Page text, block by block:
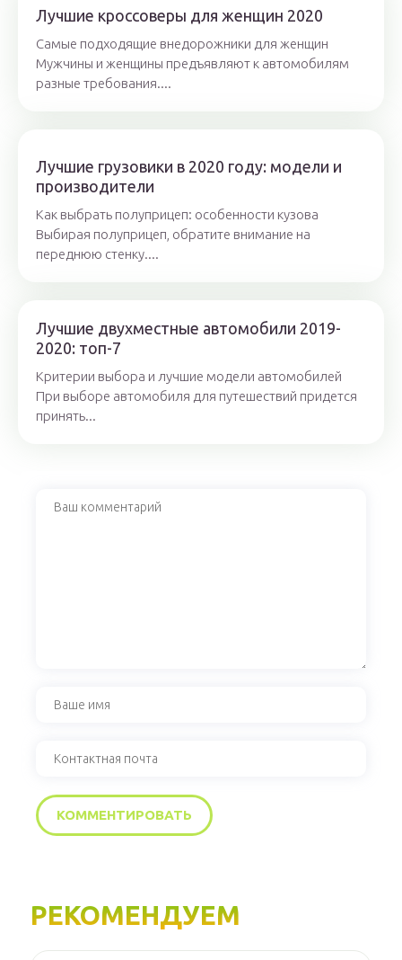
Лучшие кроссоверы для женщин 2020
Самые подходящие внедорожники для женщин
Мужчины и женщины предъявляют к автомобилям
разные требования....
Лучшие грузовики в 2020 году: модели и
производители
Как выбрать полуприцеп: особенности кузова
Выбирая полуприцеп, обратите внимание на
переднюю стенку....
Лучшие двухместные автомобили 2019-
2020: топ-7
Критерии выбора и лучшие модели автомобилей
При выборе автомобиля для путешествий придется
принять...
РЕКОМЕНДУЕМ